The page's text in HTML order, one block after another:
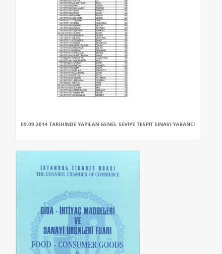
09.09.2014 TARIHINDE YAPILAN GENEL SEVIYE TESPIT SINAVI YABANCI